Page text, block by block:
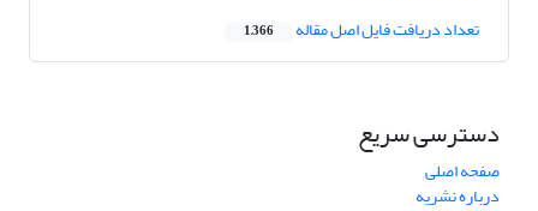
تعداد دریافت فایل اصل مقاله 1,366
دسترسی سریع
صفحه اصلی
درباره نشریه